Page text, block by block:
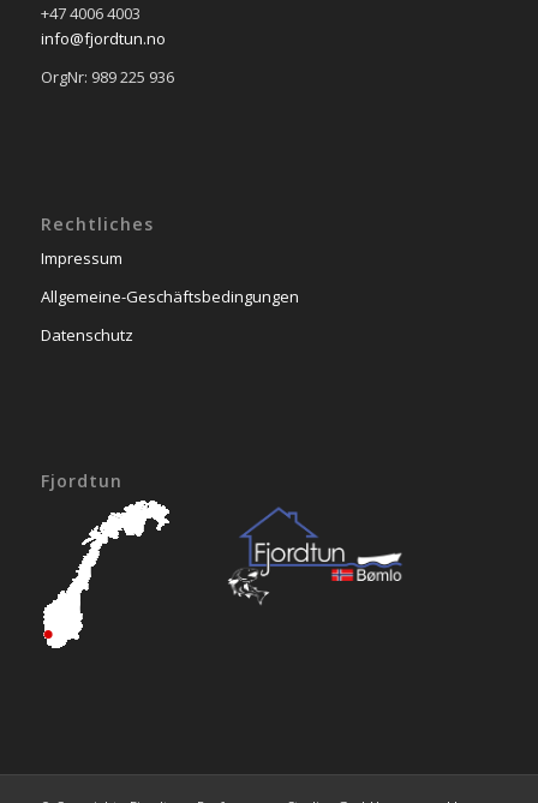
+47 4006 4003
info@fjordtun.no
OrgNr: 989 225 936
Rechtliches
Impressum
Allgemeine-Geschäftsbedingungen
Datenschutz
Fjordtun